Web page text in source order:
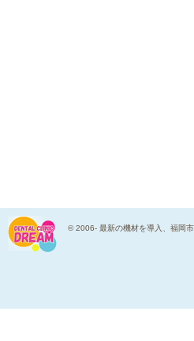
© 2006- 最新の機材を導入、福岡